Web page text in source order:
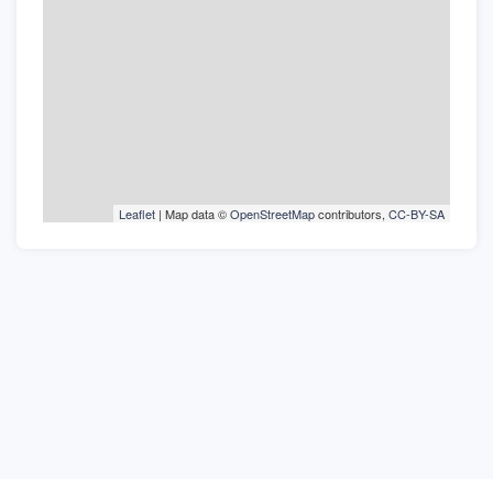
Leaflet | Map data ©OpenStreetMapcontributors, CC-BY-SA